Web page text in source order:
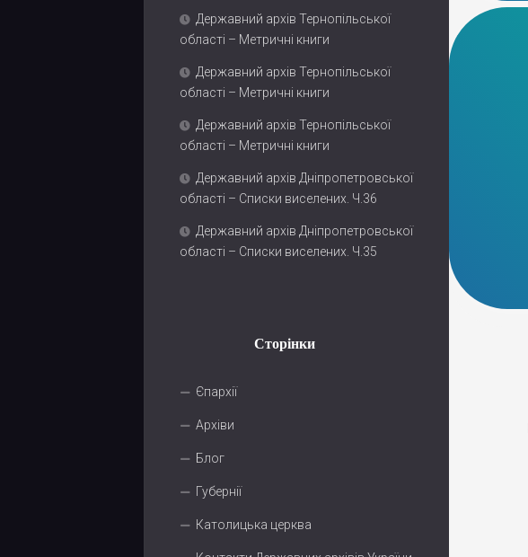
Державний архів Тернопільської
області – Метричні книги
Державний архів Тернопільської
області – Метричні книги
Державний архів Тернопільської
області – Метричні книги
Державний архів Дніпропетровської
області – Списки виселених. Ч.36
Державний архів Дніпропетровської
області – Списки виселених. Ч.35
Сторінки
Єпархії
Архіви
Блог
Губернії
Католицька церква